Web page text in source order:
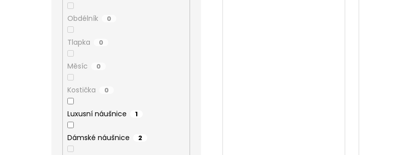
Obdélník 0
Tlapka 0
Měsíc 0
Kostička 0
Luxusní náušnice 1
Dámské náušnice 2